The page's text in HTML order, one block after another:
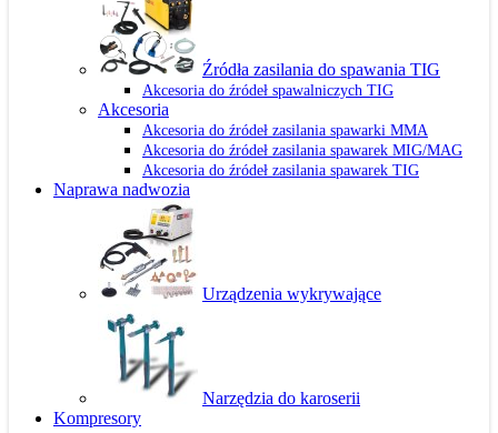
Źródła zasilania do spawania TIG
Akcesoria do źródeł spawalniczych TIG
Akcesoria
Akcesoria do źródeł zasilania spawarki MMA
Akcesoria do źródeł zasilania spawarek MIG/MAG
Akcesoria do źródeł zasilania spawarek TIG
Naprawa nadwozia
Urządzenia wykrywające
Narzędzia do karoserii
Kompresory